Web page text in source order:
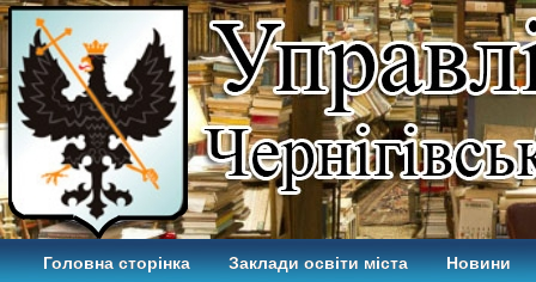
Головна сторінка Заклади освіти міста Новини